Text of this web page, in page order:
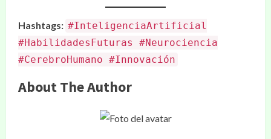
Hashtags: #InteligenciaArtificial
#HabilidadesFuturas #Neurociencia
#CerebroHumano #Innovación
About The Author